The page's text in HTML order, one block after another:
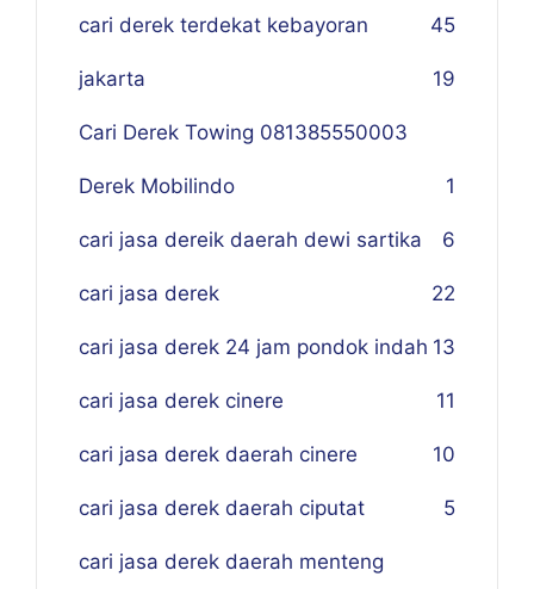
45
cari derek terdekat kebayoran
jakarta 19
Cari Derek Towing 081385550003
Derek Mobilindo 1
cari jasa dereik daerah dewi sartika 6
cari jasa derek 22
cari jasa derek 24 jam pondok indah 13
cari jasa derek cinere 11
cari jasa derek daerah cinere 10
cari jasa derek daerah ciputat 5
cari jasa derek daerah menteng